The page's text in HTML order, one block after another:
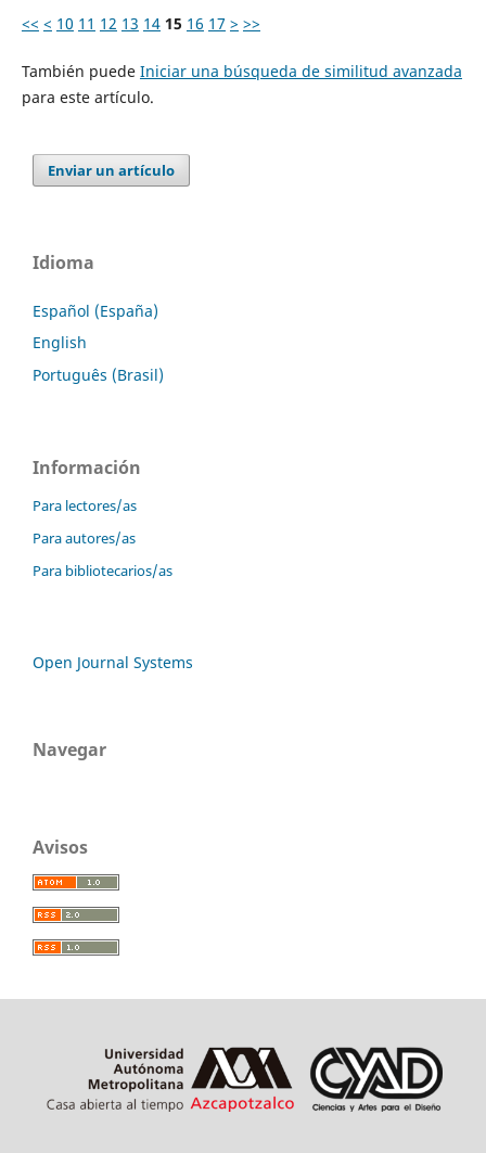
<< < 10 11 12 13 14 15 16 17 > >>
También puede Iniciar una búsqueda de similitud avanzada
para este artículo.
Enviar un artículo
Idioma
Español (España)
English
Português (Brasil)
Información
Para lectores/as
Para autores/as
Para bibliotecarios/as
Open Journal Systems
Navegar
Avisos